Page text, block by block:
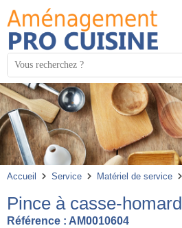
Mots
clés
:
Accueil Service Matériel de service
Pince à casse-homard
Référence : AM0010604
Panneau de gestion des cookies